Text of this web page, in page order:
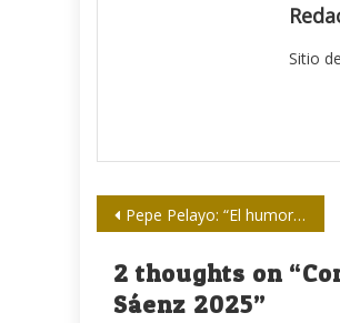
Sitio
Navegación
de
entradas
Pepe Pelayo: “El humor es más resistente que las cucarachas”
2 thoughts on “
Sáenz 2025”